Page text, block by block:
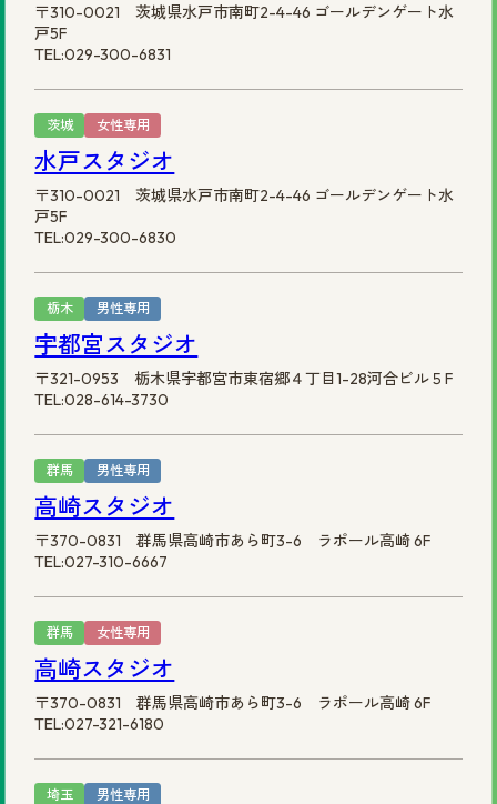
〒310-0021 茨城県水戸市南町2-4-46 ゴールデンゲート水
戸5F
TEL:029-300-6831
茨城 女性専用
水戸スタジオ
〒310-0021 茨城県水戸市南町2-4-46 ゴールデンゲート水
戸5F
TEL:029-300-6830
栃木 男性専用
宇都宮スタジオ
〒321-0953 栃木県宇都宮市東宿郷４丁目1-28河合ビル５F
TEL:028-614-3730
群馬 男性専用
高崎スタジオ
〒370-0831 群馬県高崎市あら町3-6 ラポール高崎 6F
TEL:027-310-6667
群馬 女性専用
高崎スタジオ
〒370-0831 群馬県高崎市あら町3-6 ラポール高崎 6F
TEL:027-321-6180
埼玉 男性専用